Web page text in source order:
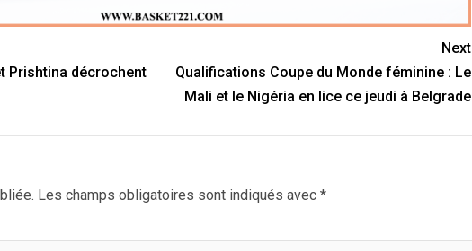
Prishtina décrochent
Next
Qualifications Coupe du Monde féminine : Le
Mali et le Nigéria en lice ce jeudi à Belgrade
Les champs obligatoires sont indiqués avec *